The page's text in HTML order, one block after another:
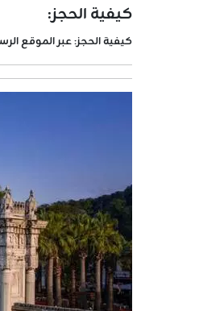
كيفية الحجز:
كيفية الحجز:عبر الموقع